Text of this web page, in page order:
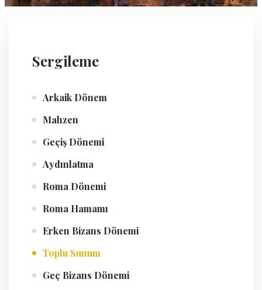
Sergileme
Arkaik Dönem
Mahzen
Geçiş Dönemi
Aydınlatma
Roma Dönemi
Roma Hamamı
Erken Bizans Dönemi
Toplu Sunum
Geç Bizans Dönemi